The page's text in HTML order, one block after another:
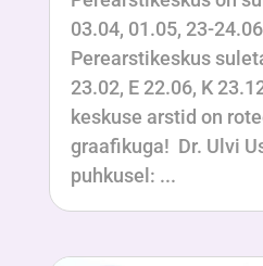
03.04, 01.05, 23-
Perearstikeskus
23.02, E 22.06, K
keskuse arstid on
graafikuga! Dr. Ulvi
puhkusel: ...